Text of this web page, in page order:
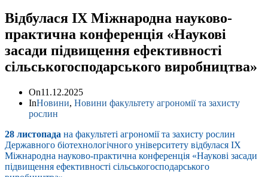
Відбулася ІХ Міжнародна науково-
практична конференція «Наукові
засади підвищення ефективності
сільськогосподарського виробництва»
On11.12.2025
InНовини, Новини факультету агрономії та захисту
рослин
28 листопада на факультеті агрономії та захисту рослин
Державного біотехнологічного університету відбулася ІХ
Міжнародна науково-практична конференція «Наукові засади
підвищення ефективності сільськогосподарського